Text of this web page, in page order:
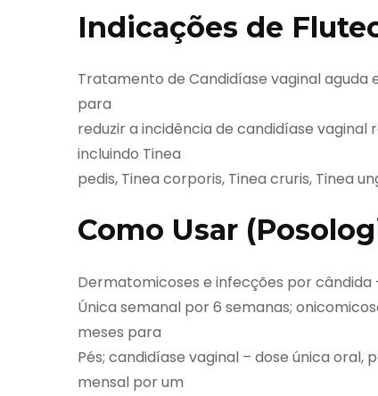
Indicações de
Tratamento de Candidíase vaginal
para
reduzir a incidência de candidíase
incluindo Tinea
pedis, Tinea corporis, Tinea cruris, Tinea
Como Usar
Dermatomicoses e infecções por cândida
Única semanal por 6 semanas;
meses para
Pés; candidíase vaginal – dose única
mensal por um